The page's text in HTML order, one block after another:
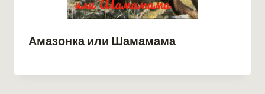
Амазонка или Шамамама